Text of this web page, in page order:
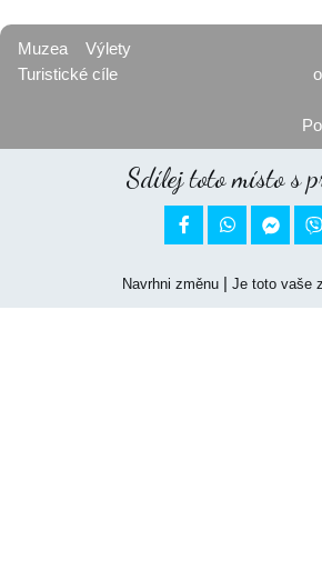
Muzea
Výlety
Turistické cíle
Sdílej toto místo s
 
Navrhni změnu| Je toto vaše